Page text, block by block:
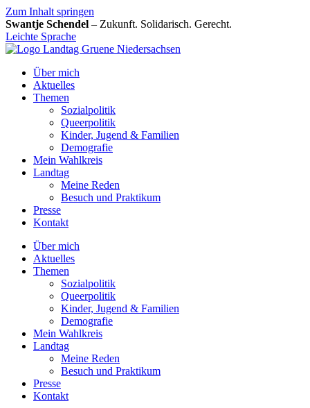
Zum Inhalt springen
Swantje Schendel – Zukunft. Solidarisch. Gerecht.
Leichte Sprache
Über mich
Aktuelles
Themen
Sozialpolitik
Queerpolitik
Kinder, Jugend & Familien
Demografie
Mein Wahlkreis
Landtag
Meine Reden
Besuch und Praktikum
Presse
Kontakt
Über mich
Aktuelles
Themen
Sozialpolitik
Queerpolitik
Kinder, Jugend & Familien
Demografie
Mein Wahlkreis
Landtag
Meine Reden
Besuch und Praktikum
Presse
Kontakt